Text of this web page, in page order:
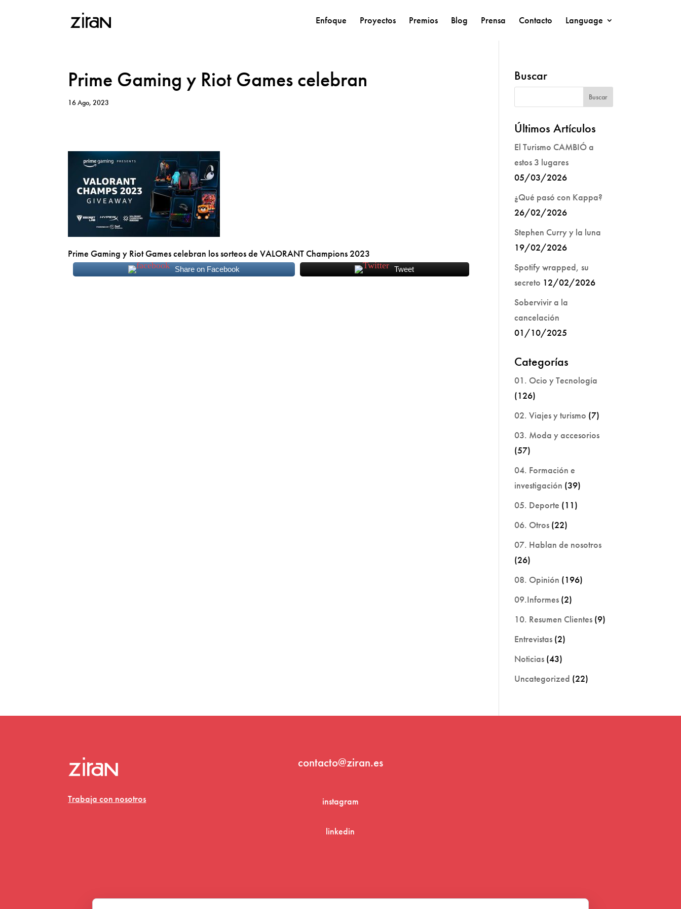
Enfoque Proyectos Premios Blog Prensa Contacto Language
Prime Gaming y Riot Games celebran
16 Ago, 2023
Prime Gaming y Riot Games celebran los sorteos de VALORANT Champions 2023
Share on Facebook Tweet
Buscar
Últimos Artículos
El Turismo CAMBIÓ a
estos 3 lugares
05/03/2026
¿Qué pasó con Kappa?
26/02/2026
Stephen Curry y la luna
19/02/2026
Spotify wrapped, su
secreto 12/02/2026
Sobervivir a la
cancelación
01/10/2025
Categorías
01. Ocio y Tecnología
(126)
02. Viajes y turismo (7)
03. Moda y accesorios
(57)
04. Formación e
investigación (39)
05. Deporte (11)
06. Otros (22)
07. Hablan de nosotros
(26)
08. Opinión (196)
09.Informes (2)
10. Resumen Clientes (9)
Entrevistas (2)
Noticias (43)
Uncategorized (22)
Trabaja con nosotros
contacto@ziran.es
instagram
linkedin